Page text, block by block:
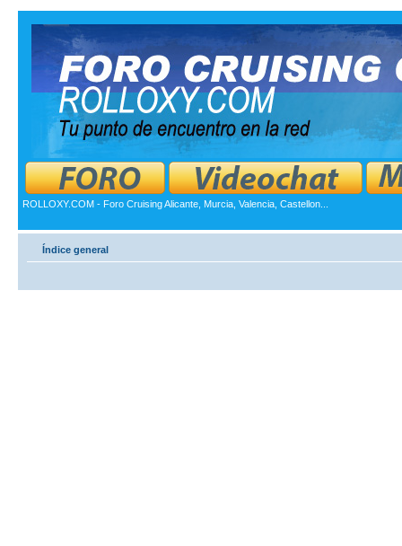
ROLLOXY.COM - Foro Cruising Alicante, Murcia, Valencia, Castellon...
Índice general